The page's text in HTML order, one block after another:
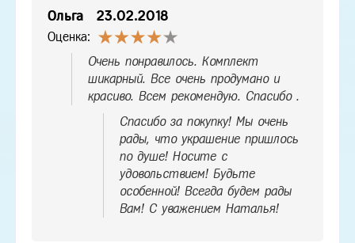
Ольга 23.02.2018
Оценка:
Очень понравилось. Комплект
шикарный. Все очень продумано и
красиво. Всем рекомендую. Спасибо .
Спасибо за покупку! Мы очень
рады, что украшение пришлось
по душе! Носите с
удовольствием! Будьте
особенной! Всегда будем рады
Вам! С уважением Наталья!